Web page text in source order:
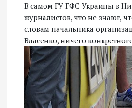
В самом ГУ ГФС Украины в
журналистов, что не знают,
словам начальника
Власенко, ничего